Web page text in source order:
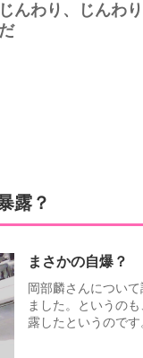
んわり、じんわり
露？
まさかの自爆？
岡部麟さんについ
ました。というの
露したというので